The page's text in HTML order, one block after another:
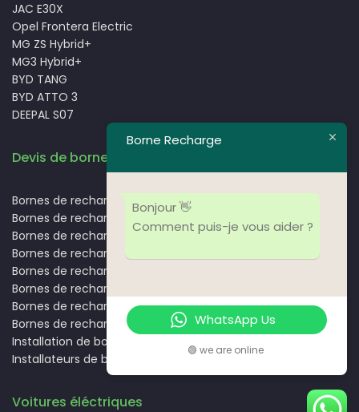
JAC E30X
Opel Frontera Electric
MG ZS Hybrid+
MG3 Hybrid+
BYD TANG
BYD ATTO 3
DEEPAL S07
Devis de borne de recharge
Bornes de recharge Casablanca
Bornes de recharge Rabat
Bornes de recharge Marrakech
Bornes de recharge Fès
Bornes de recharge Agadir
Bornes de recharge Tanger
Bornes de recharge Oujda
Bornes de recharge Meknès
Installation de bornes de recharge
Installateurs de bornes de recharge
Voitures éléctriques
Borne Recharge
Bonjour 👋
Comment puis-je vous aider ?
WhatsApp Us
🟢 we are online